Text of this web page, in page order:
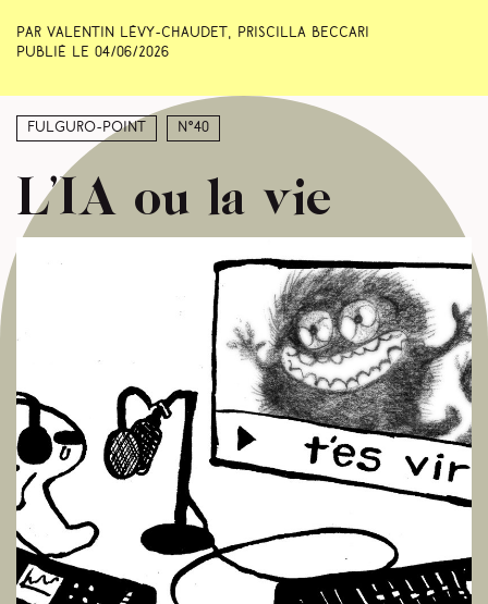
Par Valentin Lévy-Chaudet, Priscilla Beccari
Publié le 04/06/2026
Fulguro-Point N°40
L’IA ou la vie